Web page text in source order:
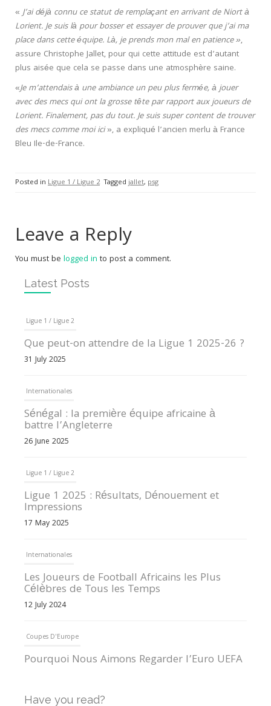
«J’ai déjà connu ce statut de remplaçant en arrivant de Niort à
Lorient. Je suis là pour bosser et essayer de prouver que j’ai ma
place dans cette équipe. Là, je prends mon mal en patience »,
assure Christophe Jallet, pour qui cette attitude est d’autant
plus aisée que cela se passe dans une atmosphère saine.
«Je m’attendais à une ambiance un peu plus fermée, à jouer
avec des mecs qui ont la grosse tête par rapport aux joueurs de
Lorient. Finalement, pas du tout. Je suis super content de trouver
des mecs comme moi ici», a expliqué l’ancien merlu à France
Bleu Ile-de-France.
Posted in Ligue 1 / Ligue 2 Taggedjallet, psg
Leave a Reply
You must be logged in to post a comment.
Latest Posts
Ligue 1 / Ligue 2
Que peut-on attendre de la Ligue 1 2025-26 ?
31 July 2025
Internationales
Sénégal : la première équipe africaine à
battre l’Angleterre
26 June 2025
Ligue 1 / Ligue 2
Ligue 1 2025 : Résultats, Dénouement et
Impressions
17 May 2025
Internationales
Les Joueurs de Football Africains les Plus
Célèbres de Tous les Temps
12 July 2024
Coupes D'Europe
Pourquoi Nous Aimons Regarder l’Euro UEFA
Have you read?